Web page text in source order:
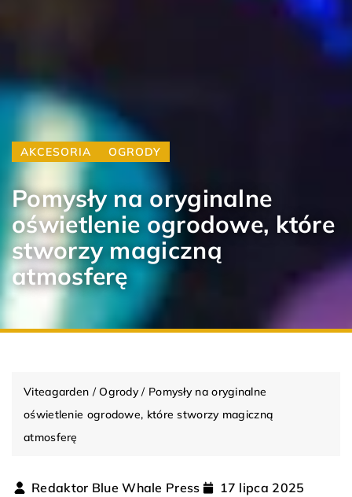
AKCESORIA OGRODY
Pomysły na oryginalne
oświetlenie ogrodowe, które
stworzy magiczną
atmosferę
Viteagarden /Ogrody/ Pomysły na oryginalne
oświetlenie ogrodowe, które stworzy magiczną
atmosferę
Redaktor Blue Whale Press
17 lipca 2025